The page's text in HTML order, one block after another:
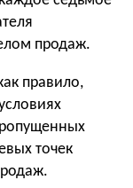
продаж.
правило,
точек